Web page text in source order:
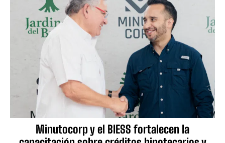
Minutocorp y el BIESS fortalecen la